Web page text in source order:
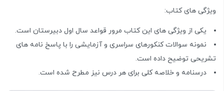
ویژگی های کتاب:
یکی از ویژگی های این کتاب مرور قواعد سال اول دبیرستان است.
نمونه سوالات کنکورهای سراسری و آزمایشی را با پاسخ نامه های
تشریحی توضیح داده است.
درسنامه و خلاصه کلی برای هر درس نیز مطرح شده است.